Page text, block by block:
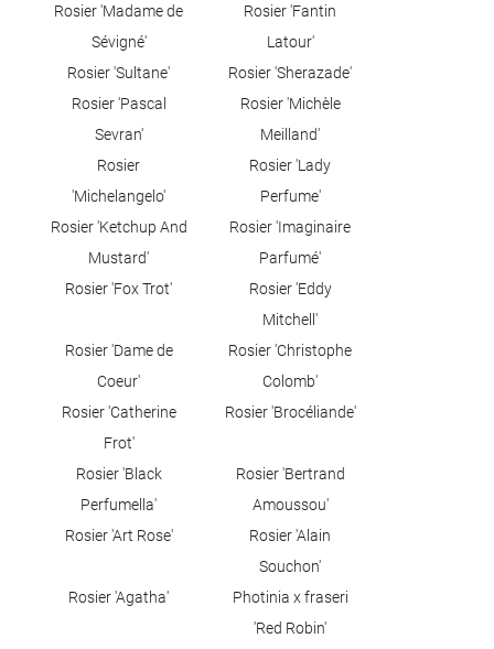
production
Actualités
Rosier 'Madame de
Sévigné'
Rosier 'Fantin
Latour'
Rosier 'Sultane'
Rosier 'Sherazade'
Rosier 'Pascal
Sevran'
Rosier 'Michèle
Meilland'
Rosier
'Michelangelo'
Rosier 'Lady
Perfume'
Rosier 'Ketchup And
Mustard'
Rosier 'Imaginaire
Parfumé'
Rosier 'Fox Trot'
Rosier 'Eddy
Mitchell'
Rosier 'Dame de
Coeur'
Rosier 'Christophe
Colomb'
Rosier 'Catherine
Frot'
Rosier 'Brocéliande'
Rosier 'Black
Perfumella'
Rosier 'Bertrand
Amoussou'
Rosier 'Art Rose'
Rosier 'Alain
Souchon'
Rosier 'Agatha'
Photinia x fraseri
'Red Robin'